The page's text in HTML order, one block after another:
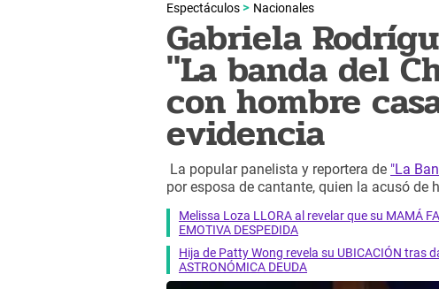
Espectáculos Nacionales
Gabriela
"La banda del
con hombre
evidencia
La popular panelista y reportera de "La
por esposa de cantante, quien la acusó de
Melissa Loza LLORA al revelar que su MAMÁ
EMOTIVA DESPEDIDA
Hija de Patty Wong revela su UBICACIÓN tras
ASTRONÓMICA DEUDA